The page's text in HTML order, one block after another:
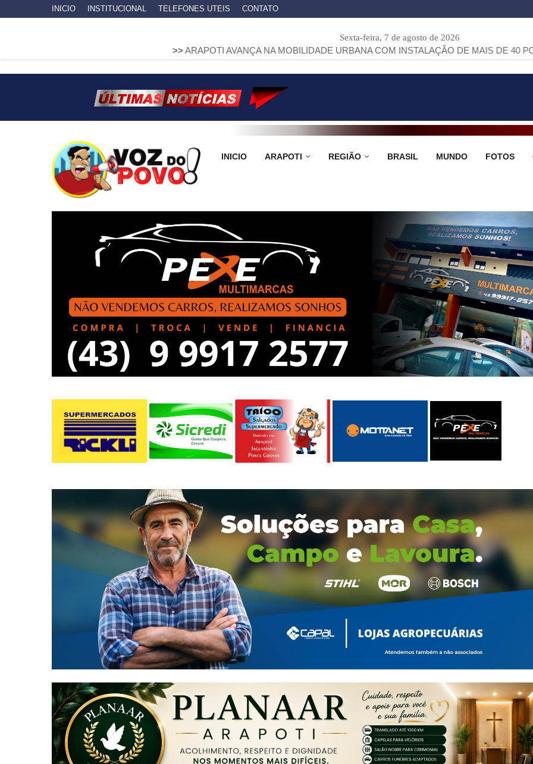
INICIO INSTITUCIONAL TELEFONES UTEIS CONTATO
Sexta-feira, 7 de agosto de 2026
ARAPOTI AVANÇA NA MOBILIDADE URBANA COM INSTALAÇÃO DE MAIS DE 40 PONTOS DE
INICIO ARAPOTI REGIÃO BRASIL MUNDO FOTOS